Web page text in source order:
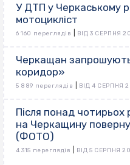
У ДТП у Черкаському
мотоцикліст
6 160 переглядів ВІД 3 СЕРПНЯ
Черкащан
коридор»
5 889 переглядів ВІД 4 СЕРПНЯ
Після понад чотирьох
на Черкащину
(ФОТО)
4 315 переглядів ВІД 5 СЕРПНЯ